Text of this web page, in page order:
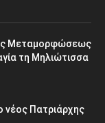
Μεταμορφώσεως
τη Μηλιώτισσα
Πατριάρχης